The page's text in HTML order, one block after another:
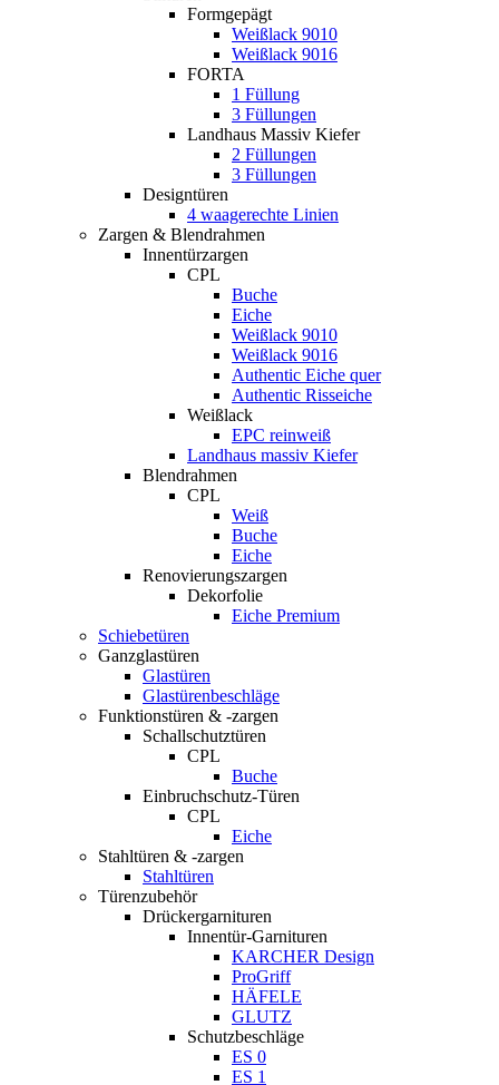
Formgepägt
Weißlack 9010
Weißlack 9016
FORTA
1 Füllung
3 Füllungen
Landhaus Massiv Kiefer
2 Füllungen
3 Füllungen
Designtüren
4 waagerechte Linien
Zargen & Blendrahmen
Innentürzargen
CPL
Buche
Eiche
Weißlack 9010
Weißlack 9016
Authentic Eiche quer
Authentic Risseiche
Weißlack
EPC reinweiß
Landhaus massiv Kiefer
Blendrahmen
CPL
Weiß
Buche
Eiche
Renovierungszargen
Dekorfolie
Eiche Premium
Schiebetüren
Ganzglastüren
Glastüren
Glastürenbeschläge
Funktionstüren & -zargen
Schallschutztüren
CPL
Buche
Einbruchschutz-Türen
CPL
Eiche
Stahltüren & -zargen
Stahltüren
Türenzubehör
Drückergarnituren
Innentür-Garnituren
KARCHER Design
ProGriff
HÄFELE
GLUTZ
Schutzbeschläge
ES 0
ES 1